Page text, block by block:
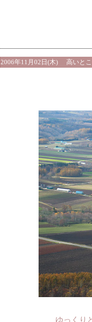
2006年11月02日(木) 高いとこ
ゆっくり